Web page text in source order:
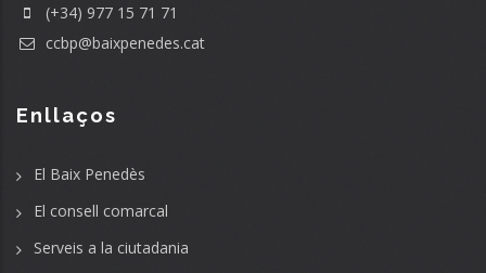
(+34) 977 15 71 71
ccbp@baixpenedes.cat
Enllaços
El Baix Penedès
El consell comarcal
Serveis a la ciutadania